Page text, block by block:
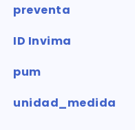
preventa
ID Invima
pum
unidad_medida